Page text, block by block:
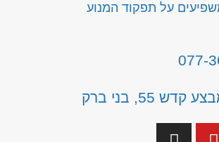
על תפקוד המנוע
55, בני ברק